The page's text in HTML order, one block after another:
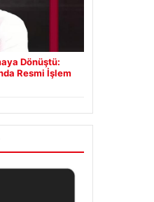
Dönüştü:
Resmi İşlem